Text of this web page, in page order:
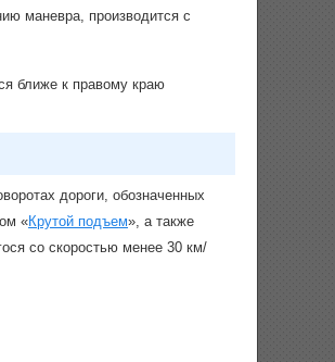
маневра, производится с
ближе к правому краю
дороги, обозначенных
«Крутой подъем», а также
со скоростью менее 30 км/